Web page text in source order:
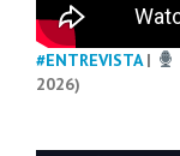
#ENTREVISTA|
2026)